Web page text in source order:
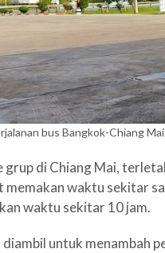
bus Bangkok-Chiang
grup di Chiang Mai,
memakan waktu sekitar
waktu sekitar 10 jam.
untuk menambah